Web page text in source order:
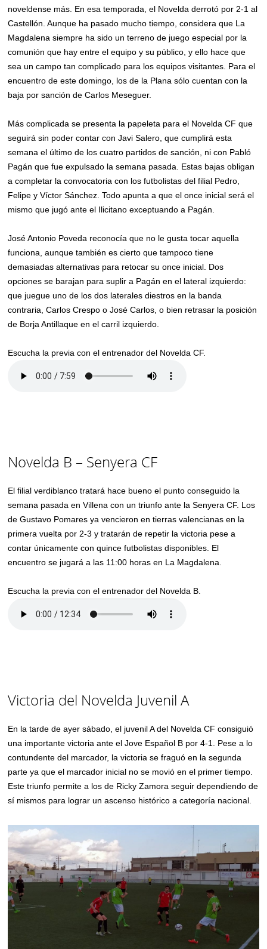
noveldense más. En esa temporada, el Novelda derrotó por 2-1 al
Castellón. Aunque ha pasado mucho tiempo, considera que La
Magdalena siempre ha sido un terreno de juego especial por la
comunión que hay entre el equipo y su público, y ello hace que
sea un campo tan complicado para los equipos visitantes. Para el
encuentro de este domingo, los de la Plana sólo cuentan con la
baja por sanción de Carlos Meseguer.
Más complicada se presenta la papeleta para el Novelda CF que
seguirá sin poder contar con Javi Salero, que cumplirá esta
semana el último de los cuatro partidos de sanción, ni con Pabló
Pagán que fue expulsado la semana pasada. Estas bajas obligan
a completar la convocatoria con los futbolistas del filial Pedro,
Felipe y Víctor Sánchez. Todo apunta a que el once inicial será el
mismo que jugó ante el Ilicitano exceptuando a Pagán.
José Antonio Poveda reconocía que no le gusta tocar aquella
funciona, aunque también es cierto que tampoco tiene
demasiadas alternativas para retocar su once inicial. Dos
opciones se barajan para suplir a Pagán en el lateral izquierdo:
que juegue uno de los dos laterales diestros en la banda
contraria, Carlos Crespo o José Carlos, o bien retrasar la posición
de Borja Antillaque en el carril izquierdo.
Escucha la previa con el entrenador del Novelda CF.
Novelda B – Senyera CF
El filial verdiblanco tratará hace bueno el punto conseguido la
semana pasada en Villena con un triunfo ante la Senyera CF. Los
de Gustavo Pomares ya vencieron en tierras valencianas en la
primera vuelta por 2-3 y tratarán de repetir la victoria pese a
contar únicamente con quince futbolistas disponibles. El
encuentro se jugará a las 11:00 horas en La Magdalena.
Escucha la previa con el entrenador del Novelda B.
Victoria del Novelda Juvenil A
En la tarde de ayer sábado, el juvenil A del Novelda CF consiguió
una importante victoria ante el Jove Español B por 4-1. Pese a lo
contundente del marcador, la victoria se fraguó en la segunda
parte ya que el marcador inicial no se movió en el primer tiempo.
Este triunfo permite a los de Ricky Zamora seguir dependiendo de
sí mismos para lograr un ascenso histórico a categoría nacional.